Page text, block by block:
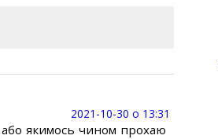
2021-10-30 о 13:31
якимось чином прохаю